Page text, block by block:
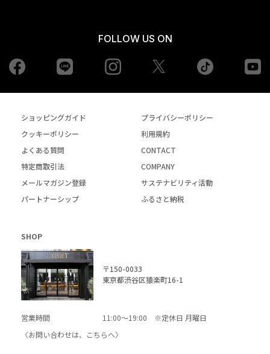
FOLLOW US ON
Facebook Instagram tiktok
ショッピングガイド
プライバシーポリシー
クッキーポリシー
利用規約
よくある質問
CONTACT
特定商取引法
COMPANY
メールマガジン登録
サステナビリティ活動
パートナーシップ
ふるさと納税
SHOP
〒150-0033
東京都渋谷区猿楽町16-1
営業時間
11:00～19:00 ※定休日 月曜日
〈お問い合わせは、
こちらへ〉